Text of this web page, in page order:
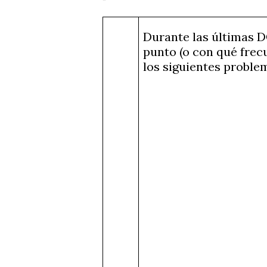
Durante las últimas
punto (o con qué
los siguientes